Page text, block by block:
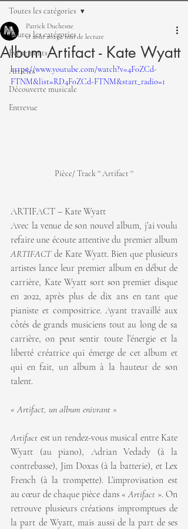
Toutes les catégories
Événements
Articles
Découverte musicale
Entrevue
Toutes les catégories
Album Artifact - Kate Wyatt
Patrick Duchesne
11 août 20252 min de lecture
https://www.youtube.com/watch?v=4F0ZCd-
FTNM&list=RD4F0ZCd-FTNM&start_radio=1
Pièce/ Track '' Artifact ''
ARTIFACT – Kate Wyatt
Avec la venue de son nouvel album, j’ai voulu
ARTIFACT de Kate Wyatt. Bien que plusieurs
artistes lance leur premier album en début de
carrière, Kate Wyatt sort son premier disque
en 2022, après plus de dix ans en tant que
pianiste et compositrice. Ayant travaillé aux
côtés de grands musiciens tout au long de sa
carrière, on peut sentir toute l’énergie et la
liberté créatrice qui émerge de cet album et
qui en fait, un album à la hauteur de son
talent.
« Artifact, un album enivrant »
Artifact est un rendez-vous musical entre Kate
Wyatt (au piano), Adrian Vedady (à la
contrebasse), Jim Doxas (à la batterie), et Lex
French (à la trompette). L’improvisation est
au cœur de chaque pièce dans « Artifact ». On
retrouve plusieurs créations impromptues de
la part de Wyatt, mais aussi de la part de ses